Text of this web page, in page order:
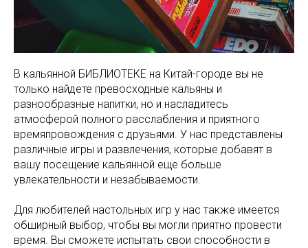
В кальянной БИБЛИОТЕКЕ на Китай-городе вы не
только найдете превосходные кальяны и
разнообразные напитки, но и насладитесь
атмосферой полного расслабления и приятного
времяпровождения с друзьями. У нас представлены
различные игры и развлечения, которые добавят в
вашу посещение кальянной еще больше
увлекательности и незабываемости.
Для любителей настольных игр у нас также имеется
обширный выбор, чтобы вы могли приятно провести
время. Вы сможете испытать свои способности в